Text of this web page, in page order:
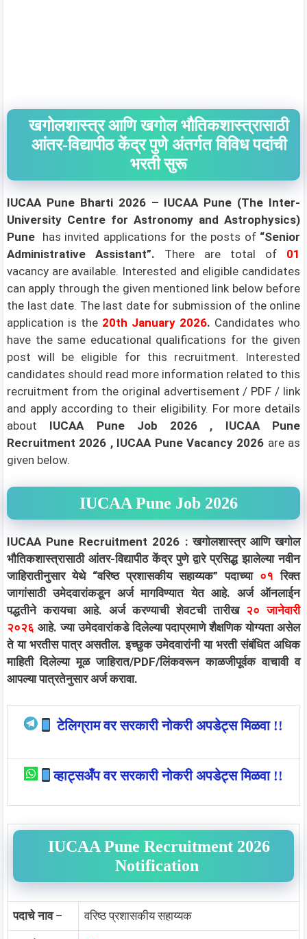
खगोलशास्त्र आणि खगोल भौतिकशास्त्रासाठी
आंतर-विद्यापीठ केंद्र पुणे अंतर्गत विविध पदांची
भरती सुरू
IUCAA Pune Bharti 2026 – IUCAA Pune (The Inter-
University Centre for Astronomy and Astrophysics)
Pune has invited applications for the posts of “Senior
Administrative Assistant”. There are total of 01
vacancy are available. Interested and eligible candidates
can apply through the given mentioned link below before
the last date. The last date for submission of the online
application is the 20th January 2026. Candidates who
have the same educational qualifications for the given
post will be eligible for this recruitment. Interested
candidates should read more information related to this
recruitment from the original advertisement / PDF / link
and apply according to their eligibility. For more details
about IUCAA Pune Job 2026 , IUCAA Pune
Recruitment 2026 , IUCAA Pune Vacancy 2026 are as
given below.
IUCAA Pune Job 2026
IUCAA Pune Recruitment 2026 : खगोलशास्त्र आणि खगोल
भौतिकशास्त्रासाठी आंतर-विद्यापीठ केंद्र पुणे द्वारे प्रसिद्ध झालेल्या नवीन
जाहिरातीनुसार येथे “वरिष्ठ प्रशासकीय सहाय्यक” पदाच्या ०१रिक्त
जागांसाठी उमेदवारांकडून अर्ज मागविण्यात येत आहे. अर्ज ऑनलाईन
पद्धतीने करायचा आहे. अर्ज करण्याची शेवटची तारीख २० जानेवारी
२०२६ आहे. ज्या उमेदवारांकडे दिलेल्या पदाप्रमाणे शैक्षणिक योग्यता असेल
ते या भरतीस पात्र असतील. इच्छुक उमेदवारांनी या भरती संबंधित अधिक
माहिती दिलेल्या मूळ जाहिरात/PDF/लिंकवरून काळजीपूर्वक वाचावी व
आपल्या पात्रतेनुसार अर्ज करावा.
टेलिग्राम वर सरकारी नोकरी अपडेट्स मिळवा !!
व्हाट्सअँप वर सरकारी नोकरी अपडेट्स मिळवा !!
IUCAA Pune Recruitment 2026
Notification
पदाचे नाव– वरिष्ठ प्रशासकीय सहाय्यक